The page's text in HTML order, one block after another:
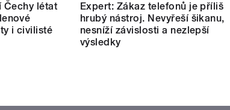
Čechy létat
i civilisté
Expert: Zákaz telefonů je příliš
hrubý nástroj. Nevyřeší šikanu,
nesníží závislosti a nezlepší
výsledky